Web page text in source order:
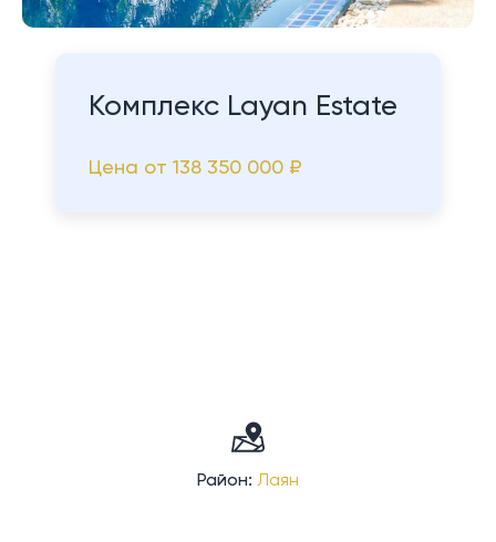
Комплекс Layan Estate
Цена от 138 350 000 ₽
Район: Лаян